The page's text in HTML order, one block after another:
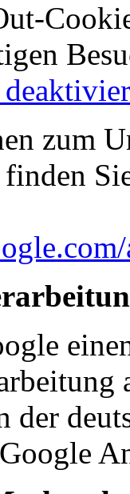
zum
der